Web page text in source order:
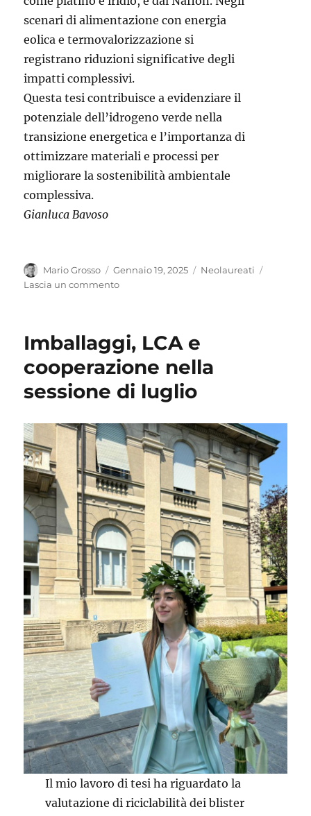
scenari di alimentazione con energia
eolica e termovalorizzazione si
registrano riduzioni significative degli
impatti complessivi.
Questa tesi contribuisce a evidenziare il
potenziale dell’idrogeno verde nella
transizione energetica e l’importanza di
ottimizzare materiali e processi per
migliorare la sostenibilità ambientale
complessiva.
Gianluca Bavoso
Autore
Mario Grosso
Pubblicato
il
Gennaio 19, 2025 Categorie
Neolaureati
Lascia un commentosu
e
produzione
di
idrogeno
dalla
Imballaggi, LCA e
cooperazione nella
sessione di luglio
Il mio lavoro di tesi ha riguardato la
valutazione di riciclabilità dei blister